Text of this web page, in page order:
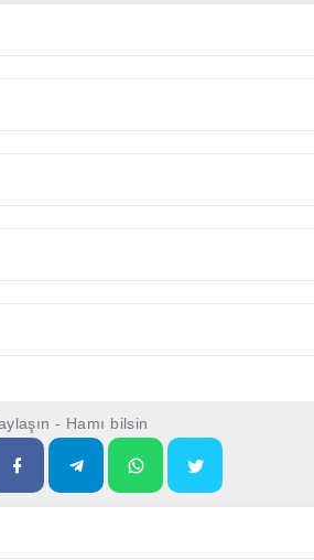
- Hamı bilsin